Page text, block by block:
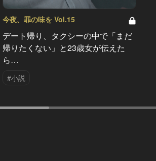
今夜、罪の味を Vol.15
デート帰り、タクシーの中で「まだ
帰りたくない」と23歳女が伝えた
ら…
#小説